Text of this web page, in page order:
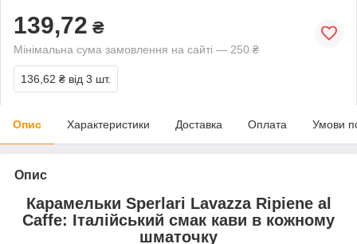
139,72 ₴
Мінімальна сума замовлення на сайті — 250 ₴
136,62 ₴ від 3 шт.
Опис Характеристики Доставка Оплата Умови
Опис
Карамельки Sperlari Lavazza Ripiene al
Caffe: Італійський смак кави в кожному
шматочку